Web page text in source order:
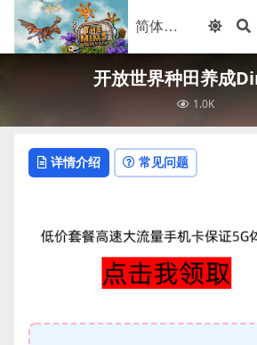
开放世界种田养成
1.0K
详情介绍 常见问题